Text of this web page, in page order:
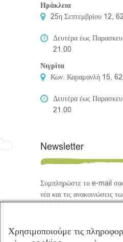
Ηράκλεια
25η Σεπτεμβρίου 12,
Δευτέρα έως
21.00
Νιγρίτα
Κων. Καραμανλή 15,
Δευτέρα έως
21.00
Newsletter
Συμπληρώστε το e-mail
νέα και τις ανακοινώσεις
Χρησιμοποιούμε τις